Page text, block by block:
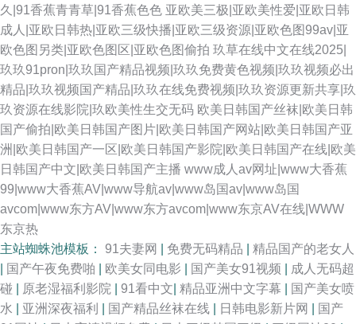
久|91香蕉青青草|91香蕉色色 亚欧美三极|亚欧美性爱|亚欧日韩
成人|亚欧日韩热|亚欧三级快播|亚欧三级资源|亚欧色图99av|亚
欧色图另类|亚欧色图区|亚欧色图偷拍 玖草在线中文在线2025|
玖玖91pron|玖玖国产精品视频|玖玖免费黄色视频|玖玖视频必出
精品|玖玖视频国产精品|玖玖在线免费视频|玖玖资源更新共享|玖
玖资源在线影院|玖欧美性生交无码 欧美日韩国产丝袜|欧美日韩
国产偷拍|欧美日韩国产图片|欧美日韩国产网站|欧美日韩国产亚
洲|欧美日韩国产一区|欧美日韩国产影院|欧美日韩国产在线|欧美
日韩国产中文|欧美日韩国产主播 www成人av网址|www大香蕉
99|www大香蕉AV|www导航av|www岛国av|www岛国
avcom|www东方AV|www东方avcom|www东京AV在线|WWW
东京热
主站蜘蛛池模板： 91夫妻网 免费无码精品
精品国产的老女人
国产午夜免费啪 欧美女同电影 国产美女91视频
成人无码超
碰
原老湿福利影院 91看中文 精品亚洲中文字幕
国产美女喷
水
亚洲深夜福利 国产精品丝袜在线 日韩电影新片网
国产